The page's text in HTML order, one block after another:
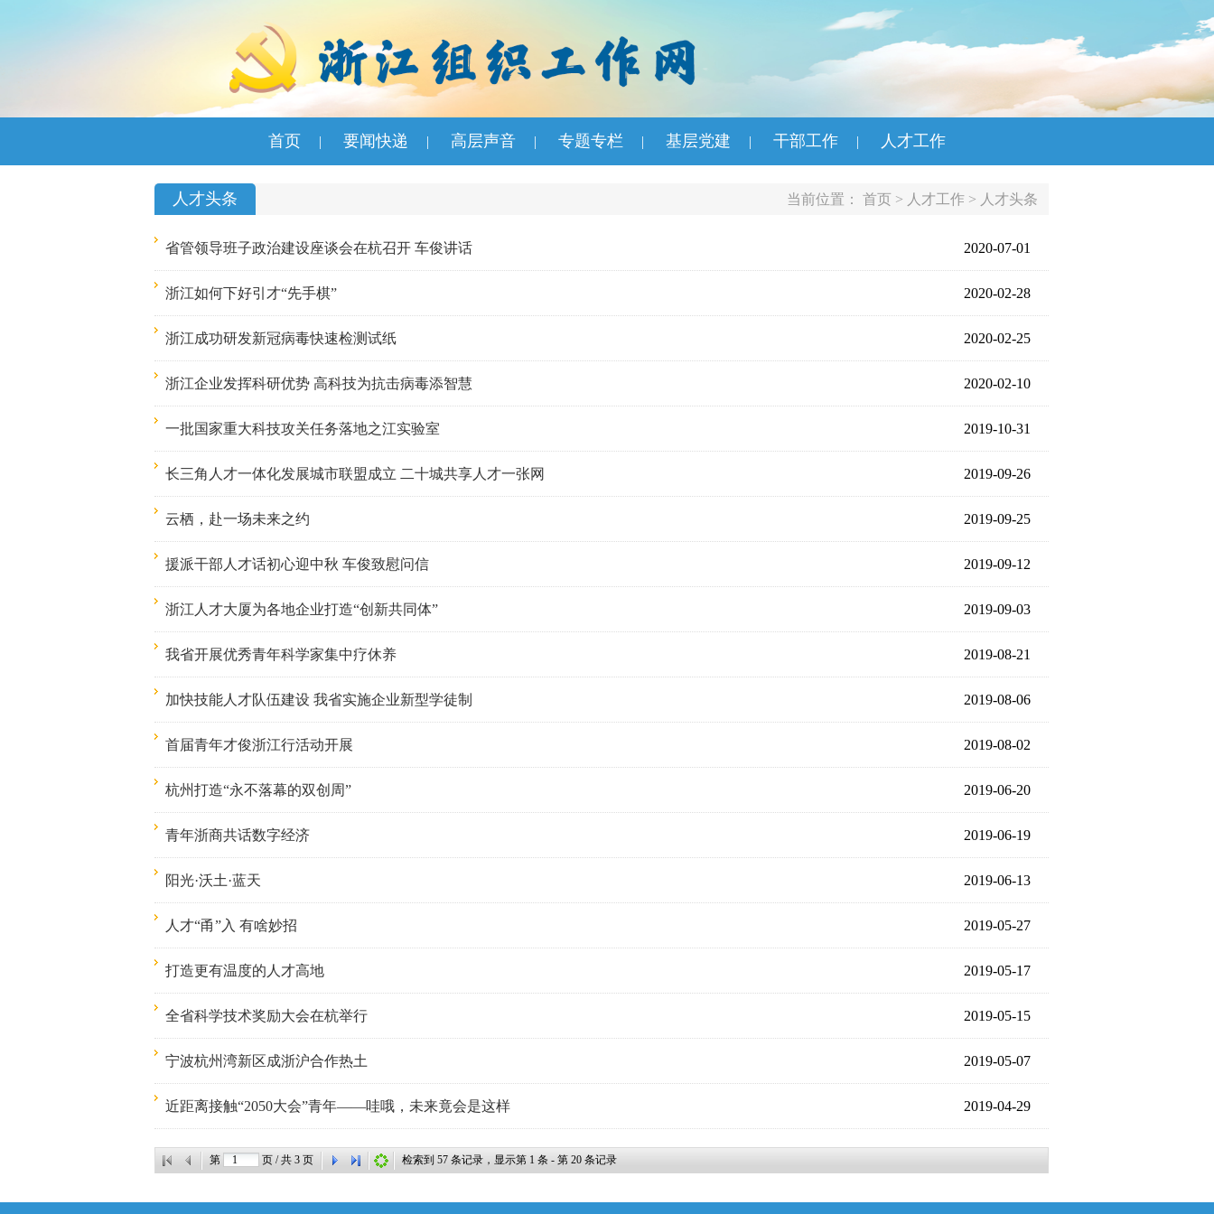
首页 | 要闻快递 | 高层声音 | 专题专栏 | 基层党建 | 干部工作 | 人才工作
人才头条 当前位置： 首页 > 人才工作 > 人才头条
省管领导班子政治建设座谈会在杭召开 车俊讲话 2020-07-01
浙江如何下好引才“先手棋” 2020-02-28
浙江成功研发新冠病毒快速检测试纸 2020-02-25
浙江企业发挥科研优势 高科技为抗击病毒添智慧 2020-02-10
一批国家重大科技攻关任务落地之江实验室 2019-10-31
长三角人才一体化发展城市联盟成立 二十城共享人才一张网 2019-09-26
云栖，赴一场未来之约 2019-09-25
援派干部人才话初心迎中秋 车俊致慰问信 2019-09-12
浙江人才大厦为各地企业打造“创新共同体” 2019-09-03
我省开展优秀青年科学家集中疗休养 2019-08-21
加快技能人才队伍建设 我省实施企业新型学徒制 2019-08-06
首届青年才俊浙江行活动开展 2019-08-02
杭州打造“永不落幕的双创周” 2019-06-20
青年浙商共话数字经济 2019-06-19
阳光·沃土·蓝天 2019-06-13
人才“甬”入 有啥妙招 2019-05-27
打造更有温度的人才高地 2019-05-17
全省科学技术奖励大会在杭举行 2019-05-15
宁波杭州湾新区成浙沪合作热土 2019-05-07
近距离接触“2050大会”青年——哇哦，未来竟会是这样 2019-04-29
第 页 / 共 3 页 检索到 57 条记录，显示第 1 条 - 第 20 条记录